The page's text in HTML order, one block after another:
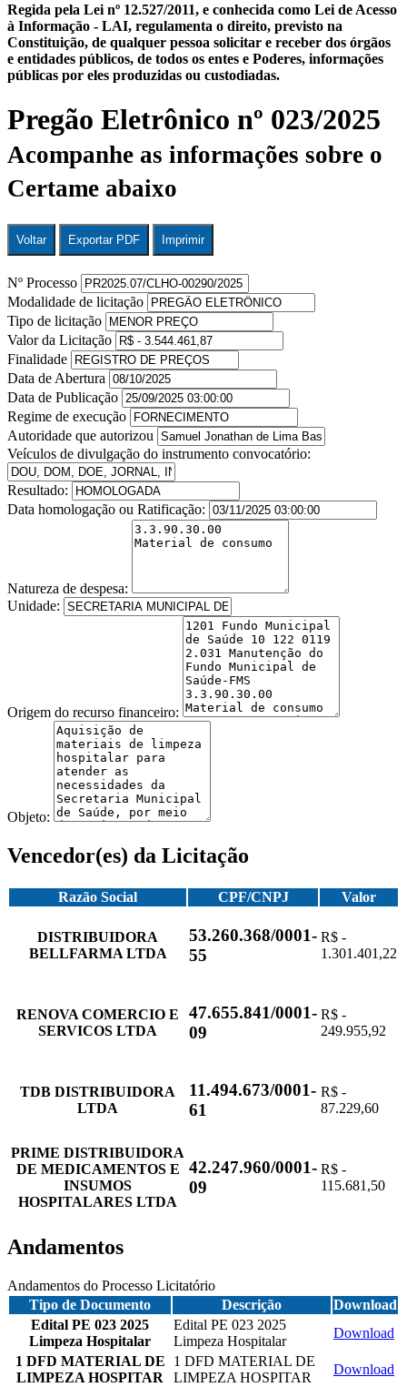
Regida pela Lei nº 12.527/2011, e conhecida como Lei de Acesso
à Informação - LAI, regulamenta o direito, previsto na
Constituição, de qualquer pessoa solicitar e receber dos órgãos
e entidades públicos, de todos os entes e Poderes, informações
públicas por eles produzidas ou custodiadas.
Pregão Eletrônico nº 023/2025
Acompanhe as informações sobre o
Certame abaixo
Voltar Exportar PDF Imprimir
Nº Processo
Modalidade de licitação
Tipo de licitação
Valor da Licitação
Finalidade
Data de Abertura
Data de Publicação
Regime de execução
Autoridade que autorizou
Veículos de divulgação do instrumento convocatório:
Resultado:
Data homologação ou Ratificação:
Natureza de despesa:
Unidade:
Origem do recurso financeiro:
Objeto:
Vencedor(es) da Licitação
Razão Social CPF/CNPJ Valor
DISTRIBUIDORA
BELLFARMA LTDA
53.260.368/0001-
55
R$ -
1.301.401,22
RENOVA COMERCIO E
SERVICOS LTDA
47.655.841/0001-
09
R$ -
249.955,92
TDB DISTRIBUIDORA
LTDA
11.494.673/0001-
61
R$ -
87.229,60
PRIME DISTRIBUIDORA
DE MEDICAMENTOS E
INSUMOS
HOSPITALARES LTDA
42.247.960/0001-
09
R$ -
115.681,50
Andamentos
Andamentos do Processo Licitatório
Tipo de Documento
Descrição
Download
Edital PE 023 2025
Limpeza Hospitalar
Edital PE 023 2025
Limpeza Hospitalar
Download
1 DFD MATERIAL DE
LIMPEZA HOSPITAR
1 DFD MATERIAL DE
LIMPEZA HOSPITAR
Download